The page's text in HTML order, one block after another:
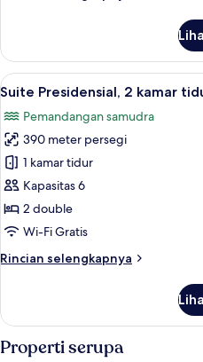
Suite,
kamar
pemandangan
samudra
Lihat
semua
foto
untuk
Suite
Presidensial,
2
kamar
pemandangan
7
Suite Presidensial, 2 kamar
Pemandangan samudra
390 meter persegi
1 kamar tidur
Kapasitas 6
2 double
Wi-Fi Gratis
Rincian selengkapnya
Rincian
Suite
2Properti serupa